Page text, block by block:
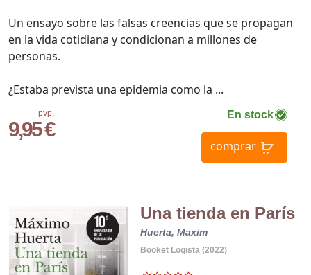
pvp.
9,95 €
En stock
comprar
Un ensayo sobre las falsas creencias que se propagan
en la vida cotidiana y condicionan a millones de
personas.
¿Estaba prevista una epidemia como la ...
Una tienda en París
Huerta, Maxim
Booket Logista (2022)